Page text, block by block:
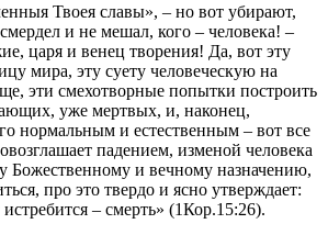
Твоея славы», – но вот убирают,
и не мешал, кого – человека! –
царя и венец творения! Да, вот эту
мира, эту суету человеческую на
эти смехотворные попытки построить
уже мертвых, и, наконец,
нормальным и естественным – вот все
падением, изменой человека
Божественному и вечному назначению,
про это твердо и ясно утверждает:
– смерть» (1Кор.15:26).